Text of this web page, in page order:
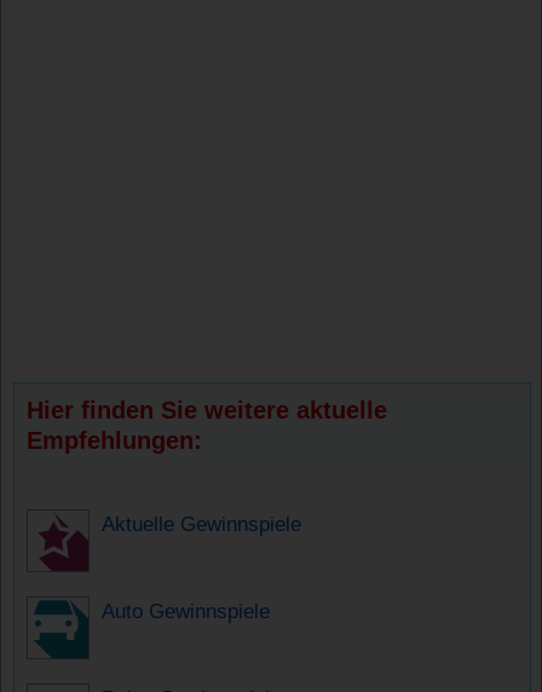
Hier finden Sie weitere aktuelle
Empfehlungen:
Aktuelle Gewinnspiele
Auto Gewinnspiele